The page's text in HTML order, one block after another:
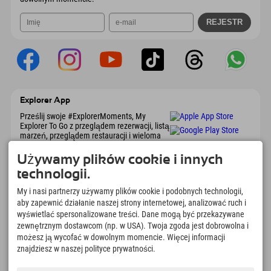
Explorer App
Prześlij swoje #ExplorerMoments, My
Explorer To Go z przeglądem rezerwacji, listą
marzeń, przeglądem restauracji i wieloma
Czas na chwile odkrywcy
166
Jeziora górskie i baseny
rekreacyjne
4.634km
Stoki do jazdy na nartach i
snowboardzie
8.991km
Szlaki do pieszych
wędrówek i wspinaczki
97%
Nasi goście nas polecają
Używamy plików cookie i innych
technologii.
My i nasi partnerzy używamy plików cookie i podobnych technologii,
aby zapewnić działanie naszej strony internetowej, analizować ruch i
wyświetlać spersonalizowane treści. Dane mogą być przekazywane
zewnętrznym dostawcom (np. w USA). Twoja zgoda jest dobrowolna i
możesz ją wycofać w dowolnym momencie. Więcej informacji
znajdziesz w naszej polityce prywatności.